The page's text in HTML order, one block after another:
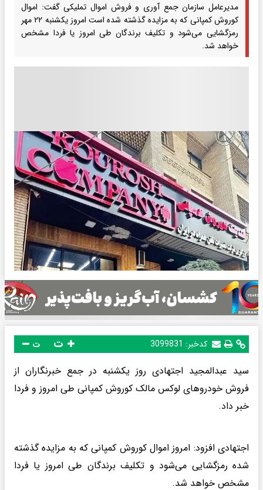
مدیرعامل سازمان جمع آوری و فروش اموال تملیکی گفت: اموال
کوروش کمپانی که به مزایده گذشته شده است امروز یکشنبه ۲۲ مهر
رمزگشایی می‌شود و تکلیف برندگان طی امروز یا فردا مشخص
خواهد شد.
کدخبر: 3099831 ت
سید عبدالمجید اجتهادی روز یکشنبه در جمع خبرنگاران از
فروش خودرو‌های لوکس مالک کوروش کمپانی طی امروز و فردا
خبر داد.
اجتهادی افزود: امروز اموال کوروش کمپانی که به مزایده گذشته
شده رمزگشایی می‌شود و تکلیف برندگان طی امروز یا فردا
مشخص خواهد شد.